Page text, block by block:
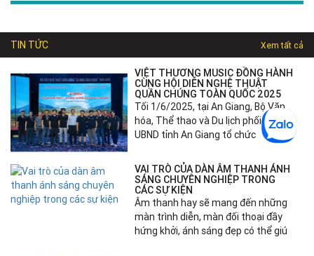
TIN TỨC Xem tất cả
VIỆT THƯƠNG MUSIC ĐỒNG HÀNH
CÙNG HỘI DIỄN NGHỆ THUẬT
QUẦN CHÚNG TOÀN QUỐC 2025
Tối 1/6/2025, tại An Giang, Bộ Văn
hóa, Thể thao và Du lịch phối hợp với
UBND tỉnh An Giang tổ chức
VAI TRÒ CỦA DÀN ÂM THANH ÁNH
SÁNG CHUYÊN NGHIỆP TRONG
CÁC SỰ KIỆN
Âm thanh hay sẽ mang đến những
màn trình diễn, màn đối thoại đầy
hứng khởi, ánh sáng đẹp có thể giú